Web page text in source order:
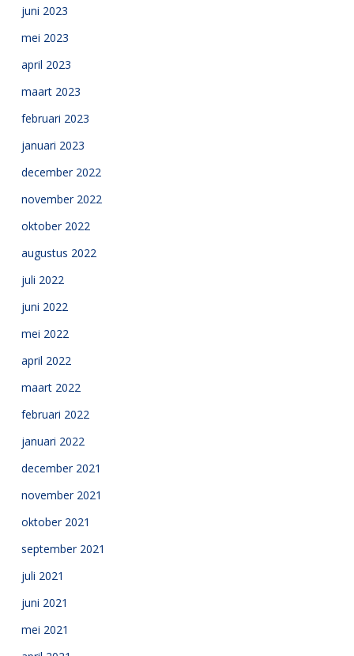
juni 2023
mei 2023
april 2023
maart 2023
februari 2023
januari 2023
december 2022
november 2022
oktober 2022
augustus 2022
juli 2022
juni 2022
mei 2022
april 2022
maart 2022
februari 2022
januari 2022
december 2021
november 2021
oktober 2021
september 2021
juli 2021
juni 2021
mei 2021